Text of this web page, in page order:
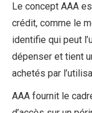
Le concept AAA
crédit, comme le
identifie qui peut
dépenser et tient
achetés par
AAA fournit le